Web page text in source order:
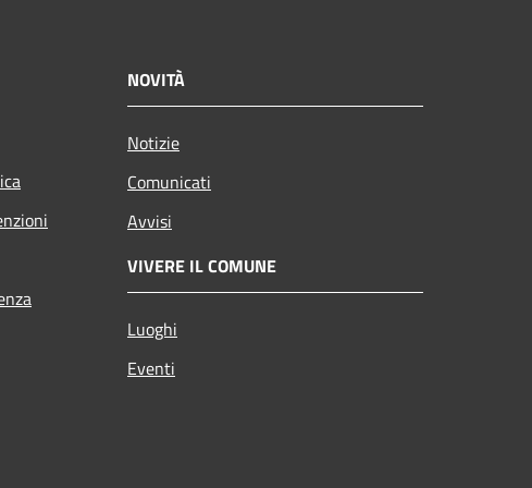
NOVITÀ
Notizie
Comunicati
Avvisi
VIVERE IL COMUNE
Luoghi
Eventi